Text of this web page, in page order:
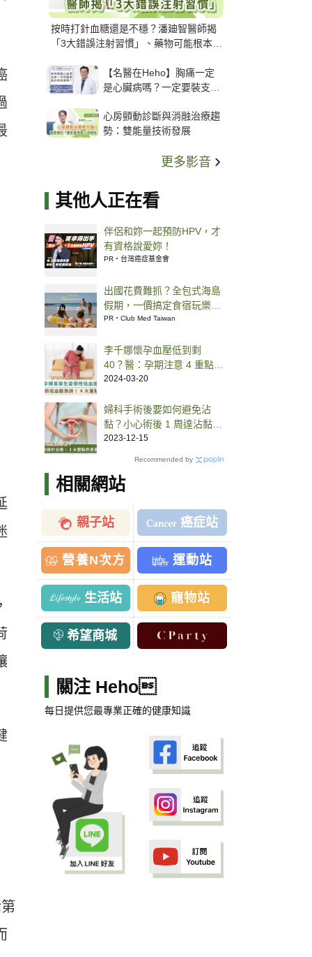
按時打針血糖還是不穩？潘廸智醫師揭
「3大錯誤注射習慣」、藥物可能根本沒
【名醫在Heho】胸痛一定
是心臟病嗎？一定要裝支
解析支架種類、風險與選擇
關鍵
心房顫動診斷與消融治療趨
勢：雙能量技術發展
更多影音
其他人正在看
伴侶和妳一起預防HPV，才
有資格說愛妳！
PR・台灣癌症基金會
出國花費難抓？全包式海島
假期，一價搞定食宿玩樂，
省錢更省心！
PR・Club Med Taiwan
李千娜懷孕血壓低到剩
40？醫：孕期注意 4 重點防
止低血壓釀摔倒
2024-03-20
婦科手術後要如何避免沾
黏？小心術後 1 周達沾黏高
峰
2023-12-15
Recommended by
相關網站
親子站 癌症站
營養N次方 運動站
生活站 寵物站
希望商城
關注 Heho
每日提供您最專業正確的健康知識